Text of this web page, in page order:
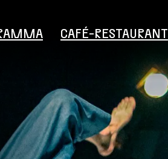
CAFÉ-RESTAURANT